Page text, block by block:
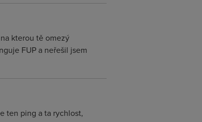
kterou tě omezý
FUP a neřešil jsem
ten ping a ta rychlost,